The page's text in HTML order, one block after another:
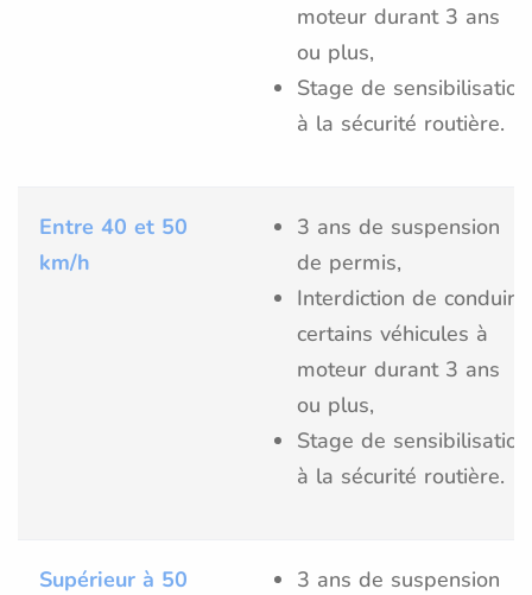
moteur durant 3 ans
ou plus,
Stage de sensibilisation
à la sécurité routière.
Entre 40 et 50
km/h
3 ans de suspension
de permis,
Interdiction de conduire
certains véhicules à
moteur durant 3 ans
ou plus,
Stage de sensibilisation
à la sécurité routière.
Supérieur à 50
3 ans de suspension